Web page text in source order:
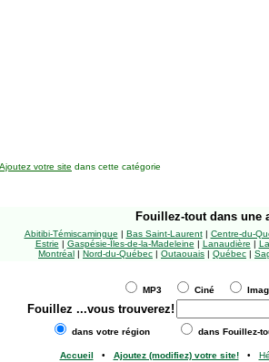
Ajoutez votre site dans cette catégorie
Fouillez-tout dans une
Abitibi-Témiscamingue | Bas Saint-Laurent| Centre-du-
Estrie | Gaspésie-Îles-de-la-Madeleine | Lanaudière |
Montréal | Nord-du-Québec | Outaouais | Québec |
MP3 Ciné
Fouillez ...vous trouverez!
dans votre région dans Fouillez-
Accueil • Ajoutez (modifiez) votre site!•